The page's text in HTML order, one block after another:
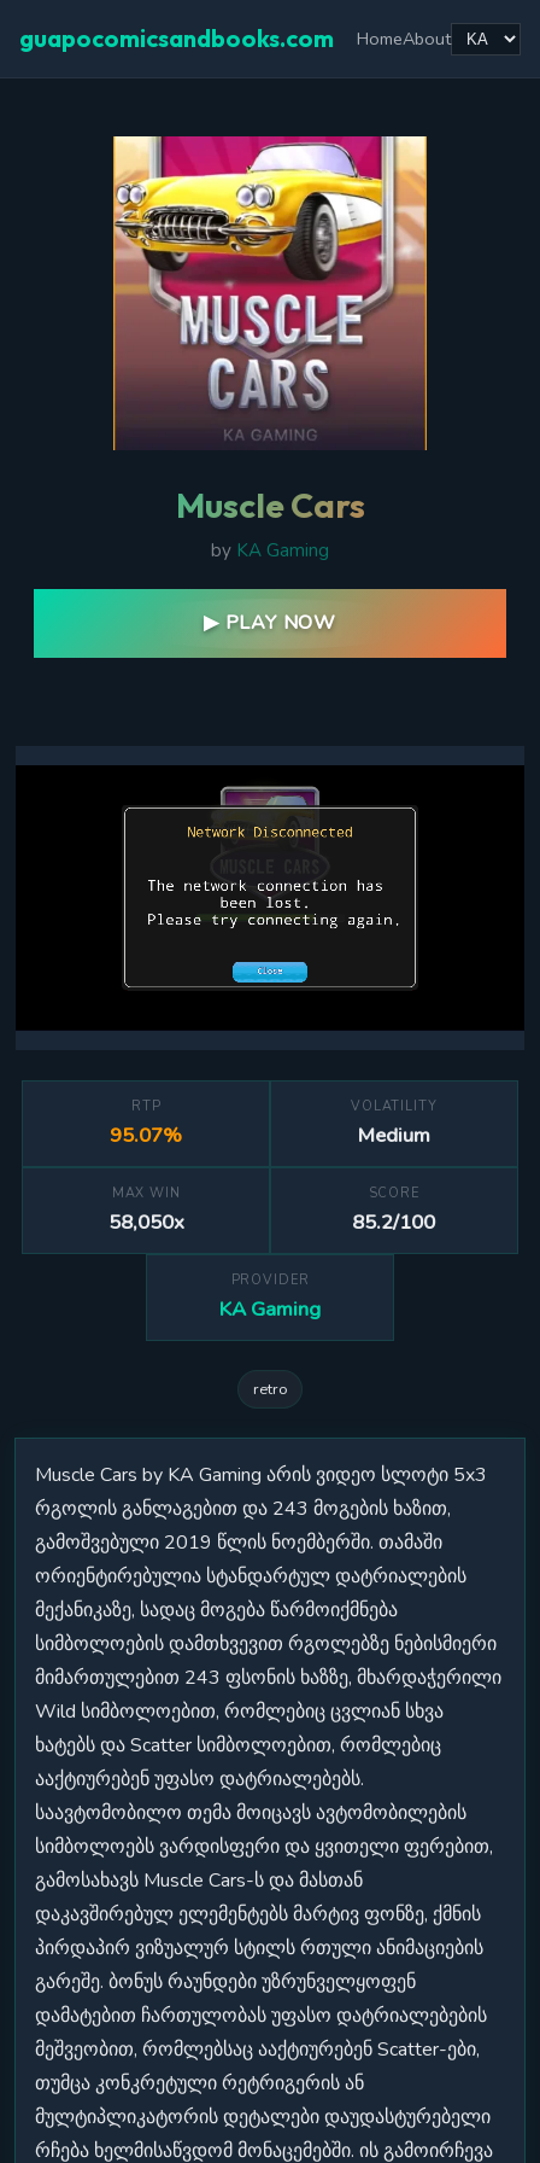
guapocomicsandbooks.com HomeAbout
Muscle Cars
by KA Gaming
▶ PLAY NOW
RTP
95.07%
VOLATILITY
Medium
MAX WIN
58,050x
SCORE
85.2/100
PROVIDER
KA Gaming
retro
Muscle Cars by KA Gaming არის ვიდეო სლოტი 5x3
რგოლის განლაგებით და 243 მოგების ხაზით,
გამოშვებული 2019 წლის ნოემბერში. თამაში
ორიენტირებულია სტანდარტულ დატრიალების
მექანიკაზე, სადაც მოგება წარმოიქმნება
სიმბოლოების დამთხვევით რგოლებზე ნებისმიერი
მიმართულებით 243 ფსონის ხაზზე, მხარდაჭერილი
Wild სიმბოლოებით, რომლებიც ცვლიან სხვა
ხატებს და Scatter სიმბოლოებით, რომლებიც
ააქტიურებენ უფასო დატრიალებებს.
საავტომობილო თემა მოიცავს ავტომობილების
სიმბოლოებს ვარდისფერი და ყვითელი ფერებით,
გამოსახავს Muscle Cars-ს და მასთან
დაკავშირებულ ელემენტებს მარტივ ფონზე, ქმნის
პირდაპირ ვიზუალურ სტილს რთული ანიმაციების
გარეშე. ბონუს რაუნდები უზრუნველყოფენ
დამატებით ჩართულობას უფასო დატრიალებების
მეშვეობით, რომლებსაც ააქტიურებენ Scatter-ები,
თუმცა კონკრეტული რეტრიგერის ან
მულტიპლიკატორის დეტალები დაუდასტურებელი
რჩება ხელმისაწვდომ მონაცემებში. ის გამოირჩევა